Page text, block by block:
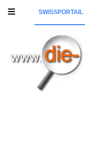
SWISSPORTAIL